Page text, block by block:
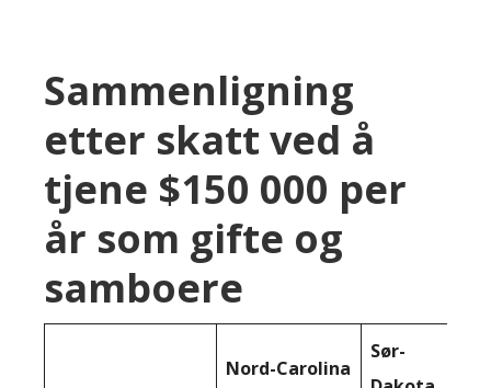
Sammenligning
etter skatt ved å
tjene $150 000 per
år som gifte og
samboere
Nord-Carolina
Sør-